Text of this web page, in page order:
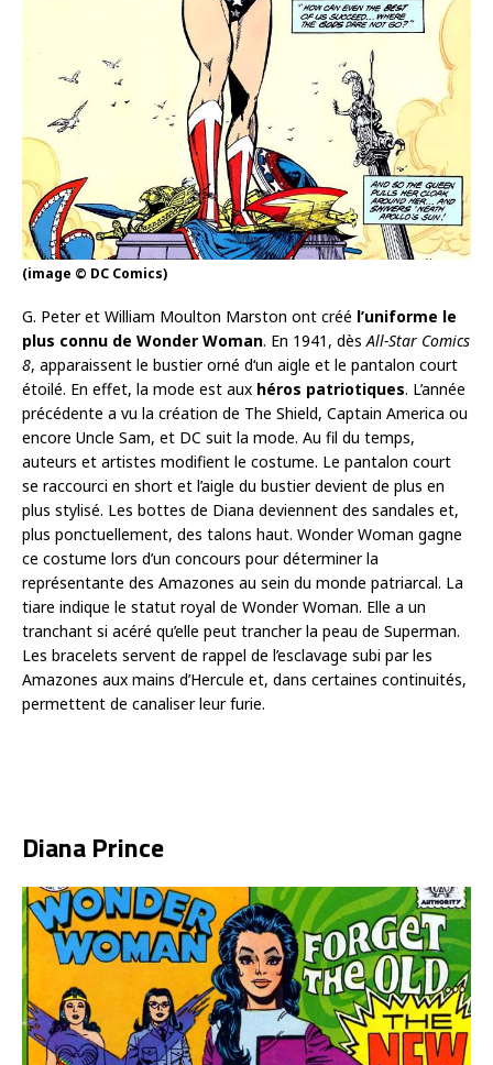
(image © DC Comics)
G. Peter et William Moulton Marston ont créé l’uniforme le
plus connu de Wonder Woman. En 1941, dès All-Star Comics
8, apparaissent le bustier orné d‘un aigle et le pantalon court
étoilé. En effet, la mode est aux héros patriotiques. L’année
précédente a vu la création de The Shield, Captain America ou
encore Uncle Sam, et DC suit la mode. Au fil du temps,
auteurs et artistes modifient le costume. Le pantalon court
se raccourci en short et l’aigle du bustier devient de plus en
plus stylisé. Les bottes de Diana deviennent des sandales et,
plus ponctuellement, des talons haut. Wonder Woman gagne
ce costume lors d’un concours pour déterminer la
représentante des Amazones au sein du monde patriarcal. La
tiare indique le statut royal de Wonder Woman. Elle a un
tranchant si acéré qu’elle peut trancher la peau de Superman.
Les bracelets servent de rappel de l’esclavage subi par les
Amazones aux mains d’Hercule et, dans certaines continuités,
permettent de canaliser leur furie.
Diana Prince